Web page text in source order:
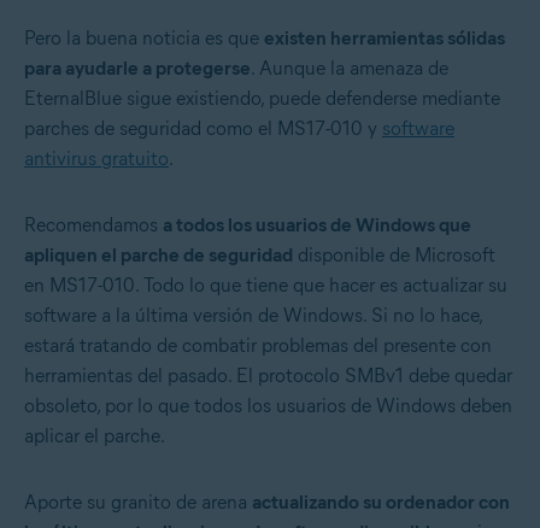
Pero la buena noticia es que existen herramientas sólidas
para ayudarle a protegerse. Aunque la amenaza de
EternalBlue sigue existiendo, puede defenderse mediante
parches de seguridad como el MS17-010 y software
antivirus gratuito.
Recomendamos a todos los usuarios de Windows que
apliquen el parche de seguridad disponible de Microsoft
en MS17-010. Todo lo que tiene que hacer es actualizar su
software a la última versión de Windows. Si no lo hace,
estará tratando de combatir problemas del presente con
herramientas del pasado. El protocolo SMBv1 debe quedar
obsoleto, por lo que todos los usuarios de Windows deben
aplicar el parche.
Aporte su granito de arena actualizando su ordenador con